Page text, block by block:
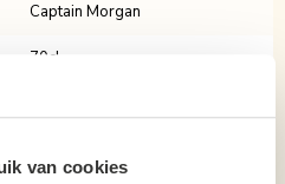
van cookies
Captain Morgan
70cl